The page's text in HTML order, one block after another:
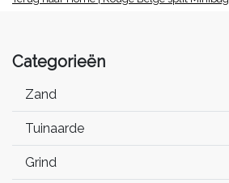
Categorieën
Zand
Tuinaarde
Grind